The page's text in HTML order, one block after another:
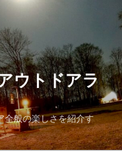
ウトドアラ
全般の楽しさを紹介す